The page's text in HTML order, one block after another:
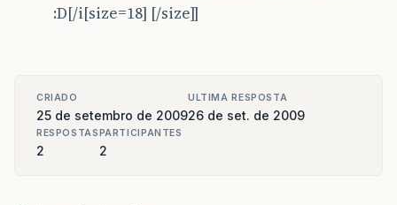
:D[/i[size=18] [/size]]
CRIADO
25 de setembro de 2009
ULTIMA RESPOSTA
26 de set. de 2009
RESPOSTAS
2
PARTICIPANTES
2